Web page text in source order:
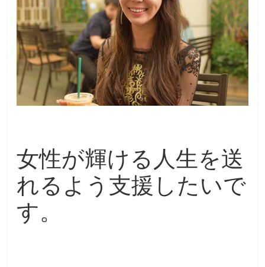
女性が輝ける人生を送
れるよう支援したいで
す。